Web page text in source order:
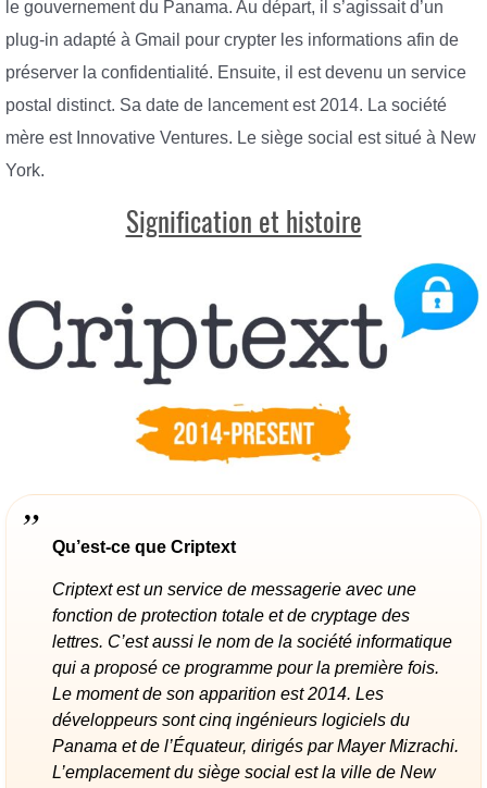
le gouvernement du Panama. Au départ, il s’agissait d’un
plug-in adapté à Gmail pour crypter les informations afin de
préserver la confidentialité. Ensuite, il est devenu un service
postal distinct. Sa date de lancement est 2014. La société
mère est Innovative Ventures. Le siège social est situé à New
York.
Signification et histoire
Qu’est-ce que Criptext
Criptext est un service de messagerie avec une
fonction de protection totale et de cryptage des
lettres. C’est aussi le nom de la société informatique
qui a proposé ce programme pour la première fois.
Le moment de son apparition est 2014. Les
développeurs sont cinq ingénieurs logiciels du
Panama et de l’Équateur, dirigés par Mayer Mizrachi.
L’emplacement du siège social est la ville de New